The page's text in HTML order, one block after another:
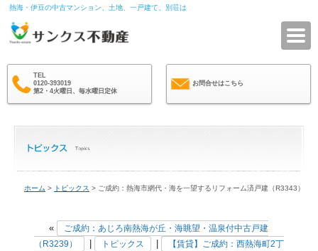
熱海・伊豆の中古マンション、土地、一戸建て、別荘は
TEL
0120-393019
第2・4火曜日、毎水曜日定休
お問合せはこちら
ホーム > トピックス > ご成約：熱海市網代・海を一望するリフォーム済戸建（R3343）
«
ご成約：あじろ南熱海が丘・海眺望・温泉付中古戸建
（R3239）
トピックス
【賃貸】ご成約：西熱海町2丁